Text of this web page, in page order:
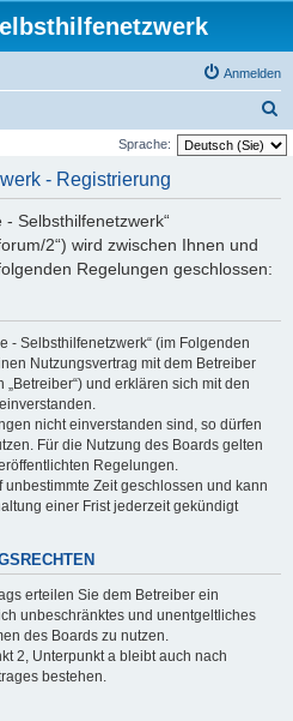
Anmelden
u
Sprache:
- Registrierung
Selbsthilfenetzwerk“
2“) wird zwischen Ihnen und
Regelungen geschlossen:
- Selbsthilfenetzwerk“ (im Folgenden
Nutzungsvertrag mit dem Betreiber
und erklären sich mit den
nicht einverstanden sind, so dürfen
Für die Nutzung des Boards gelten
Regelungen.
unbestimmte Zeit geschlossen und kann
einer Frist jederzeit gekündigt
erteilen Sie dem Betreiber ein
unbeschränktes und unentgeltliches
des Boards zu nutzen.
2, Unterpunkt a bleibt auch nach
bestehen.